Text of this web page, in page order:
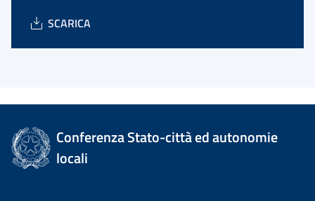
SCARICA
Conferenza Stato-città ed autonomie
locali